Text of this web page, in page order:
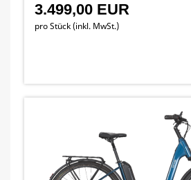
3.499,00 EUR
pro Stück (inkl. MwSt.)